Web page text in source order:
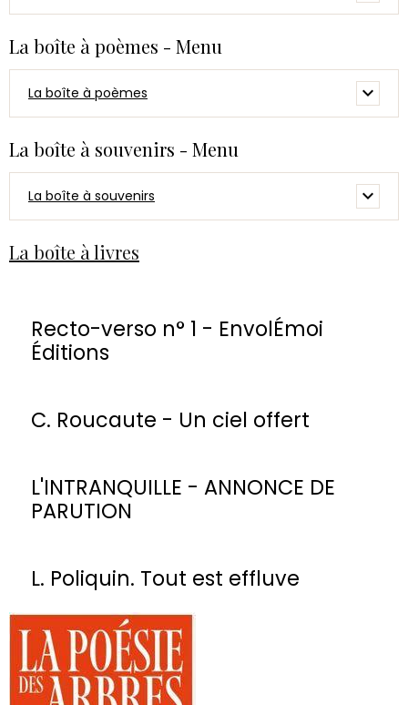
La boîte à poèmes - Menu
La boîte à poèmes
La boîte à souvenirs - Menu
La boîte à souvenirs
La boîte à livres
Recto-verso n° 1 - EnvolÉmoi
Éditions
C. Roucaute - Un ciel offert
L'INTRANQUILLE - ANNONCE DE
PARUTION
L. Poliquin. Tout est effluve